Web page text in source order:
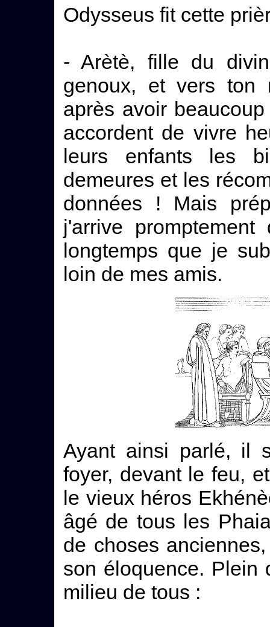
Odysseus fit cette
- Arètè, fille du
genoux, et vers ton
après avoir
accordent de vivre
leurs enfants les
demeures et les
données ! Mais
j'arrive
longtemps que je
loin de mes amis.
Ayant ainsi parlé, il
foyer, devant le feu,
le vieux héros
âgé de tous les
de choses
son éloquence. Plein
milieu de tous :